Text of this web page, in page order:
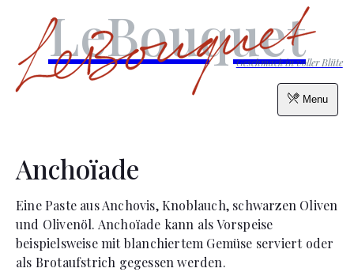
Menu
LeBouquet
Geschmack in voller Blüte
Anchoïade
Eine Paste aus Anchovis, Knoblauch, schwarzen Oliven
und Olivenöl. Anchoïade kann als Vorspeise
beispielsweise mit blanchiertem Gemüse serviert oder
als Brotaufstrich gegessen werden.